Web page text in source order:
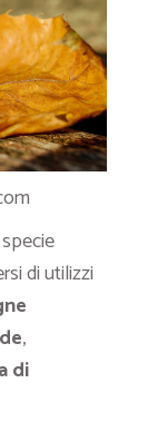
di utilizzi
,
di